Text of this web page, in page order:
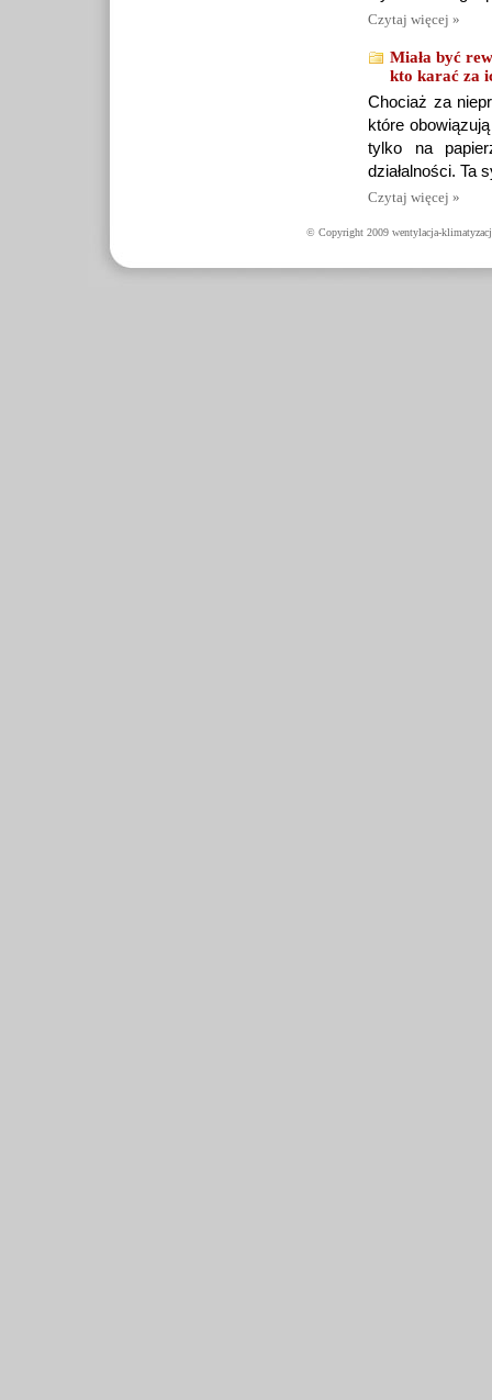
Czytaj więcej »
Miała być
kto karać za
Chociaż za
które
tylko na
działalności. Ta
Czytaj więcej »
© Copyright 2009 wentylacja-